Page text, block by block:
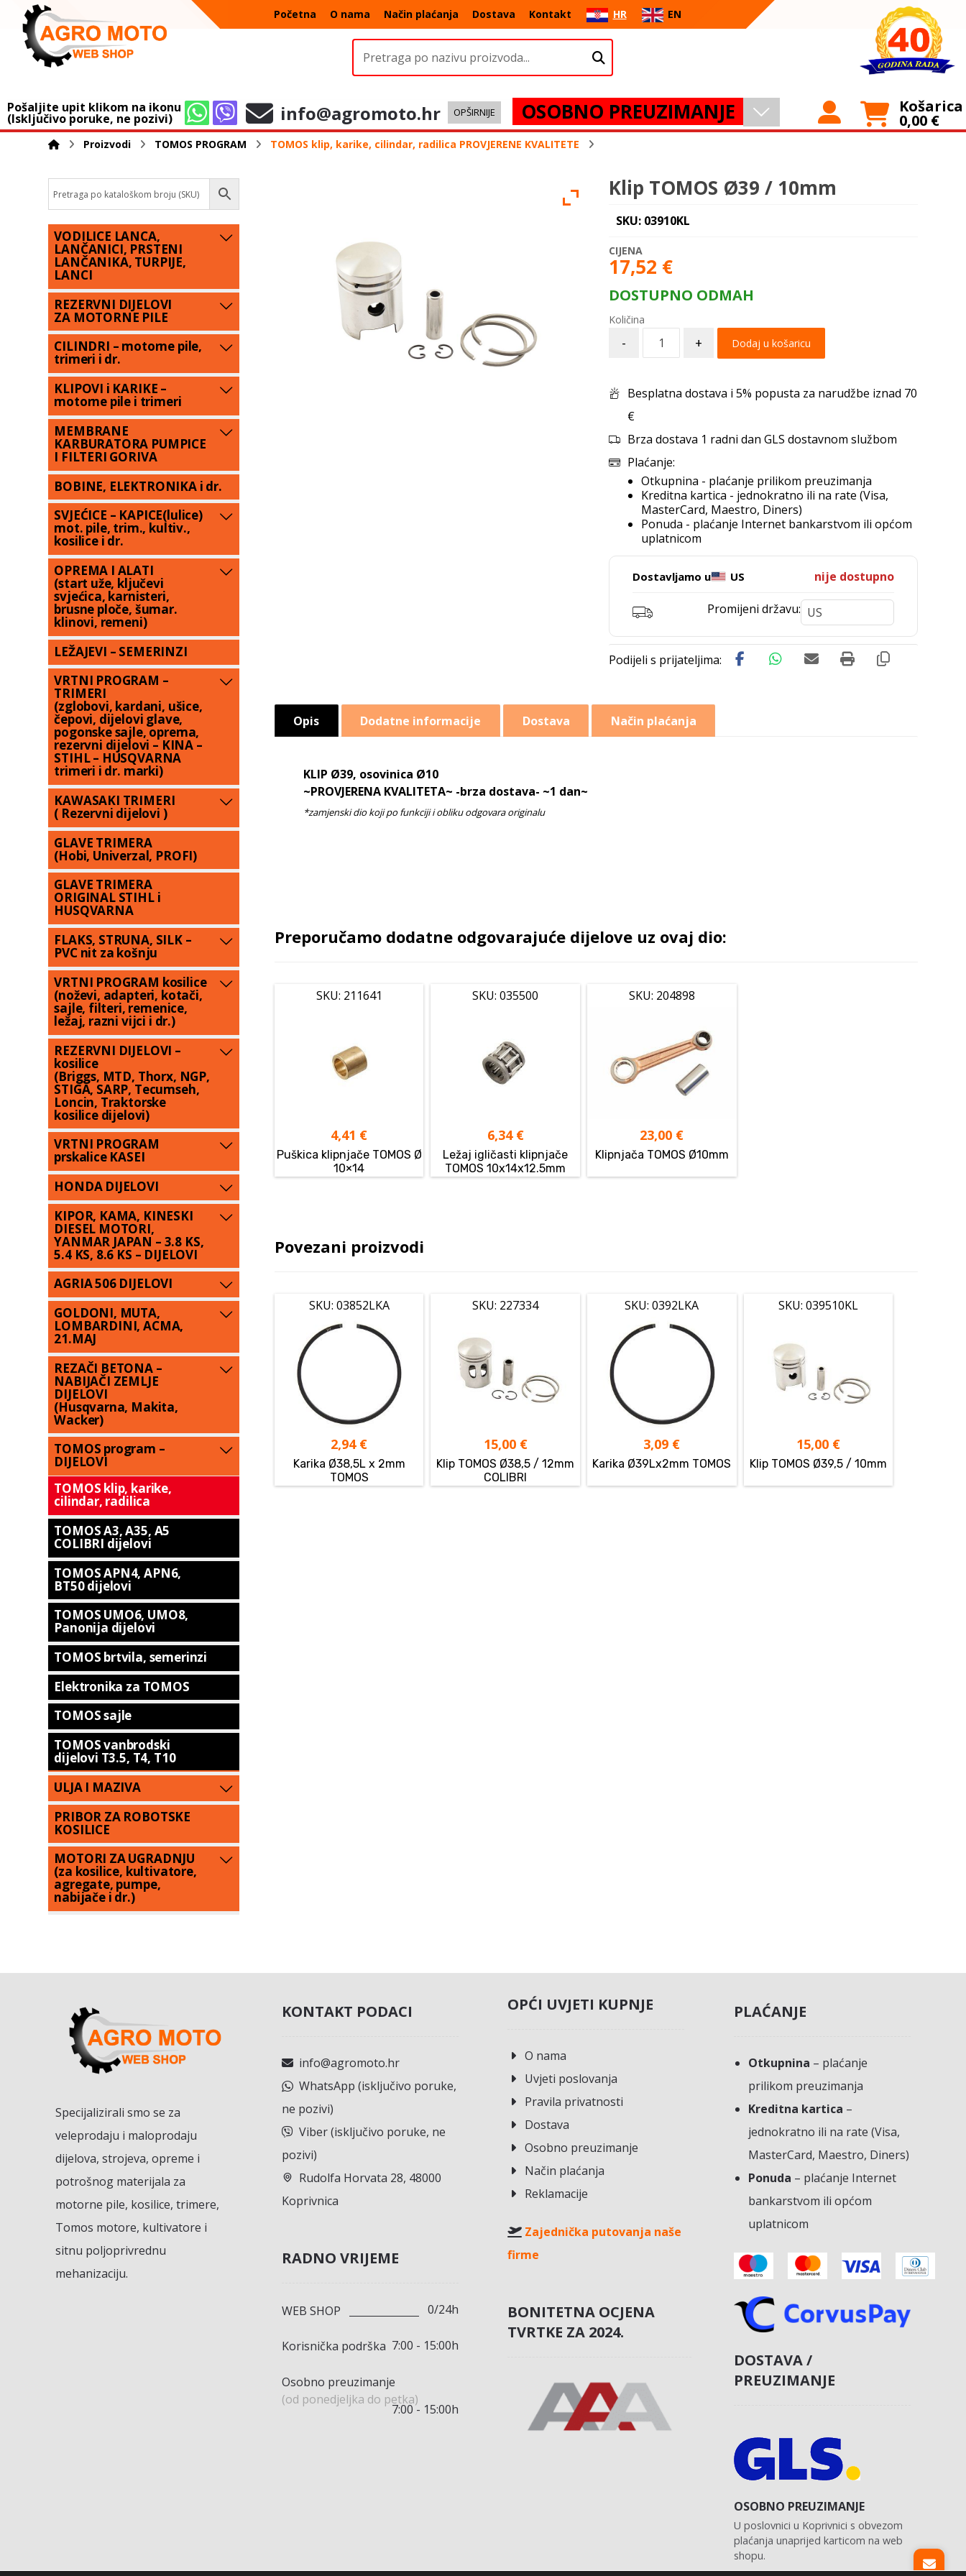
Početna O nama Način plaćanja Dostava Kontakt HR EN
Pošaljite upit klikom na ikonu
(Isključivo poruke, ne pozivi) info@agromoto.hr OPŠIRNIJE OSOBNO PREUZIMANJE Košarica
0,00 €
Proizvodi TOMOS PROGRAM TOMOS klip, karike, cilindar, radilica PROVJERENE KVALITETE
Klip TOMOS Ø39 / 10mm
SKU: 03910KL
17,52 €
DOSTUPNO ODMAH
- + Dodaj u košaricu
Besplatna dostava i 5% popusta za narudžbe iznad 70
€
Brza dostava 1 radni dan GLS dostavnom službom
Plaćanje:
Otkupnina - plaćanje prilikom preuzimanja
Kreditna kartica - jednokratno ili na rate (Visa,
MasterCard, Maestro, Diners)
Ponuda - plaćanje Internet bankarstvom ili općom
uplatnicom
Dostavljamo u US nije dostupno
Promijeni državu:
Opis Dodatne informacije Dostava Način plaćanja
KLIP Ø39, osovinica Ø10
~PROVJERENA KVALITETA~ -brza dostava- ~1 dan~
Preporučamo dodatne odgovarajuće dijelove uz ovaj dio:
SKU: 211641
4,41 €
Puškica klipnjače TOMOS Ø
10×14
SKU: 035500
6,34 €
Ležaj igličasti klipnjače
TOMOS 10x14x12.5mm
SKU: 204898
23,00 €
Klipnjača TOMOS Ø10mm
Povezani proizvodi
SKU: 03852LKA
2,94 €
Karika Ø38,5L x 2mm
TOMOS
SKU: 227334
15,00 €
Klip TOMOS Ø38,5 / 12mm
COLIBRI
SKU: 0392LKA
3,09 €
Karika Ø39Lx2mm TOMOS
SKU: 039510KL
15,00 €
Klip TOMOS Ø39,5 / 10mm
VODILICE LANCA,
LANČANICI, PRSTENI
LANČANIKA, TURPIJE,
LANCI
REZERVNI DIJELOVI
ZA MOTORNE PILE
CILINDRI – motorne pile,
trimeri i dr.
KLIPOVI i KARIKE –
motorne pile i trimeri
MEMBRANE
KARBURATORA PUMPICE
I FILTERI GORIVA
BOBINE, ELEKTRONIKA i dr.
SVJEĆICE – KAPICE(lulice)
mot. pile, trim., kultiv.,
kosilice i dr.
OPREMA I ALATI
(start uže, ključevi
svjećica, karnisteri,
brusne ploče, šumar.
klinovi, remeni)
LEŽAJEVI – SEMERINZI
VRTNI PROGRAM –
TRIMERI
(zglobovi, kardani, ušice,
čepovi, dijelovi glave,
pogonske sajle, oprema,
rezervni dijelovi – KINA –
STIHL – HUSQVARNA
trimeri i dr. marki)
KAWASAKI TRIMERI
( Rezervni dijelovi )
GLAVE TRIMERA
(Hobi, Univerzal, PROFI)
GLAVE TRIMERA
ORIGINAL STIHL i
HUSQVARNA
FLAKS, STRUNA, SILK –
PVC nit za košnju
VRTNI PROGRAM kosilice
(noževi, adapteri, kotači,
sajle, filteri, remenice,
ležaj, razni vijci i dr.)
REZERVNI DIJELOVI –
kosilice
(Briggs, MTD, Thorx, NGP,
STIGA, SARP, Tecumseh,
Loncin, Traktorske
kosilice dijelovi)
VRTNI PROGRAM
prskalice KASEI
HONDA DIJELOVI
KIPOR, KAMA, KINESKI
DIESEL MOTORI,
YANMAR JAPAN – 3.8 KS,
5.4 KS, 8.6 KS – DIJELOVI
AGRIA 506 DIJELOVI
GOLDONI, MUTA,
LOMBARDINI, ACMA,
21.MAJ
REZAČI BETONA –
NABIJAČI ZEMLJE
DIJELOVI
(Husqvarna, Makita,
Wacker)
TOMOS program –
DIJELOVI
TOMOS klip, karike,
cilindar, radilica
TOMOS A3, A35, A5
COLIBRI dijelovi
TOMOS APN4, APN6,
BT50 dijelovi
TOMOS UMO6, UMO8,
Panonija dijelovi
TOMOS brtvila, semerinzi
Elektronika za TOMOS
TOMOS sajle
TOMOS vanbrodski
dijelovi T3.5, T4, T10
ULJA I MAZIVA
PRIBOR ZA ROBOTSKE
KOSILICE
MOTORI ZA UGRADNJU
(za kosilice, kultivatore,
agregate, pumpe,
nabijače i dr.)
Specijalizirali smo se za
veleprodaju i maloprodaju
dijelova, strojeva, opreme i
potrošnog materijala za
motorne pile, kosilice, trimere,
Tomos motore, kultivatore i
sitnu poljoprivrednu
mehanizaciju.
KONTAKT PODACI
info@agromoto.hr
WhatsApp (isključivo poruke,
ne pozivi)
Viber (isključivo poruke, ne
pozivi)
Rudolfa Horvata 28, 48000
Koprivnica
RADNO VRIJEME
WEB SHOP 0/24h
Korisnička podrška 7:00 - 15:00h
Osobno preuzimanje
(od ponedjeljka do petka)
7:00 - 15:00h
OPĆI UVJETI KUPNJE
O nama
Uvjeti poslovanja
Pravila privatnosti
Dostava
Osobno preuzimanje
Način plaćanja
Reklamacije
Zajednička putovanja naše
firme
BONITETNA OCJENA
TVRTKE ZA 2024.
PLAĆANJE
Otkupnina – plaćanje
prilikom preuzimanja
Kreditna kartica –
jednokratno ili na rate (Visa,
MasterCard, Maestro, Diners)
Ponuda – plaćanje Internet
bankarstvom ili općom
uplatnicom
DOSTAVA /
PREUZIMANJE
OSOBNO PREUZIMANJE
U poslovnici u Koprivnici s obvezom
plaćanja unaprijed karticom na web
shopu.